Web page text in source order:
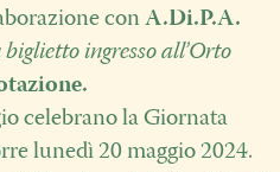
con A.Di.P.A.
ingresso all’Orto
celebrano la Giornata
lunedì 20 maggio 2024.